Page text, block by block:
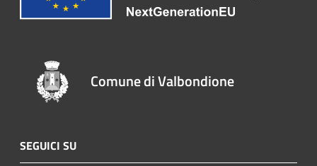
Comune di Valbondione
SEGUICI SU